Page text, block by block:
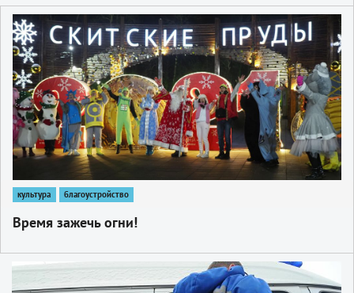
1
культура благоустройство
Время зажечь огни!
1